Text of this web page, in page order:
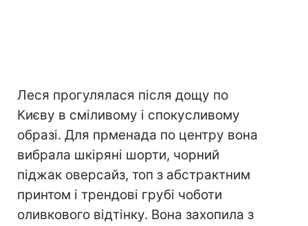
Леся прогулялася після дощу по
Києву в сміливому і спокусливому
образі. Для прменада по центру вона
вибрала шкіряні шорти, чорний
піджак оверсайз, топ з абстрактним
принтом і трендові грубі чоботи
оливкового відтінку. Вона захопила з